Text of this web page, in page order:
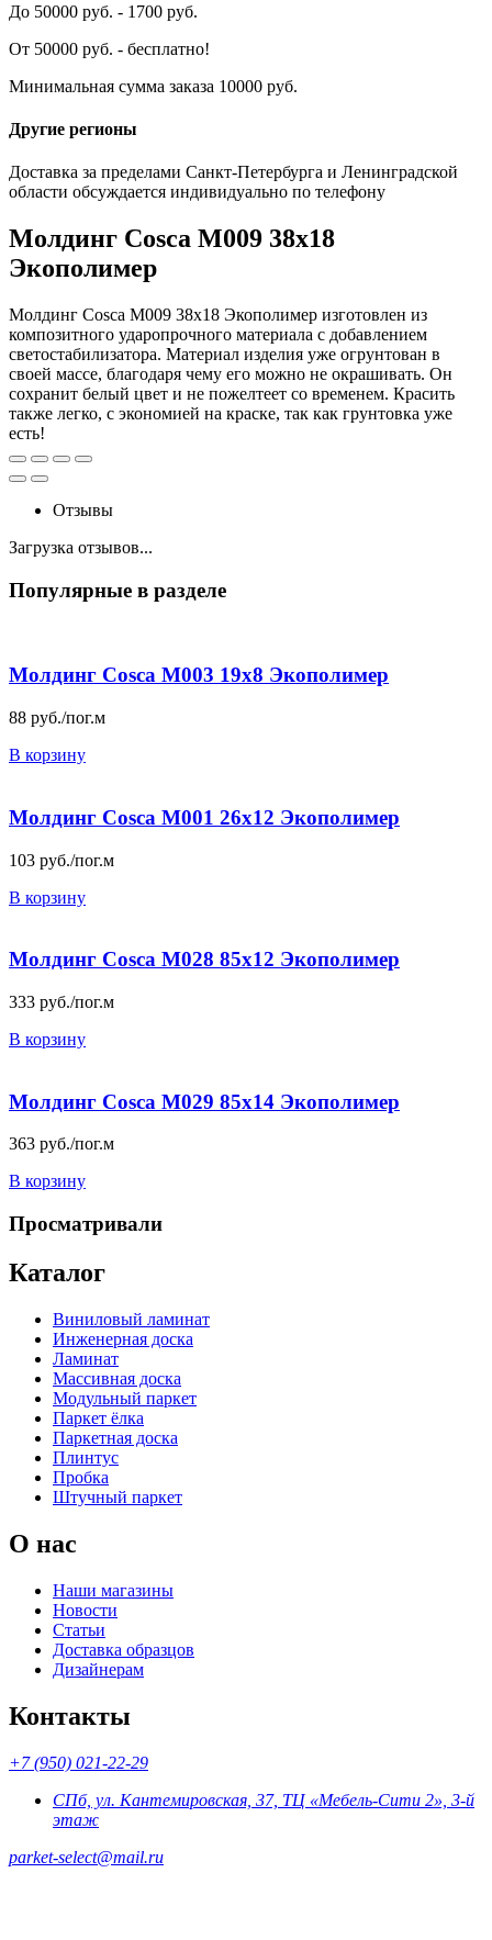
До 50000 руб. - 1700 руб.
От 50000 руб. - бесплатно!
Минимальная сумма заказа 10000 руб.
Другие регионы
Доставка за пределами Санкт-Петербурга и Ленинградской
области обсуждается индивидуально по телефону
Молдинг Cosca М009 38х18
Экополимер
Молдинг Cosca М009 38х18 Экополимер изготовлен из
композитного ударопрочного материала с добавлением
светостабилизатора. Материал изделия уже огрунтован в
своей массе, благодаря чему его можно не окрашивать. Он
сохранит белый цвет и не пожелтеет со временем. Красить
также легко, с экономией на краске, так как грунтовка уже
есть!
Отзывы
Загрузка отзывов...
Популярные в разделе
Молдинг Cosca М003 19х8 Экополимер
88 руб./пог.м
В корзину
Молдинг Cosca М001 26х12 Экополимер
103 руб./пог.м
В корзину
Молдинг Cosca М028 85х12 Экополимер
333 руб./пог.м
В корзину
Молдинг Cosca М029 85х14 Экополимер
363 руб./пог.м
В корзину
Просматривали
Каталог
Виниловый ламинат
Инженерная доска
Ламинат
Массивная доска
Модульный паркет
Паркет ёлка
Паркетная доска
Плинтус
Пробка
Штучный паркет
О нас
Наши магазины
Новости
Статьи
Доставка образцов
Дизайнерам
Контакты
+7 (950) 021-22-29
СПб, ул. Кантемировская, 37, ТЦ «Мебель-Сити 2», 3-й
этаж
parket-select@mail.ru